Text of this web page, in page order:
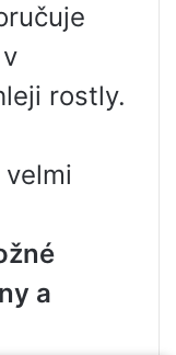
rostly.
a